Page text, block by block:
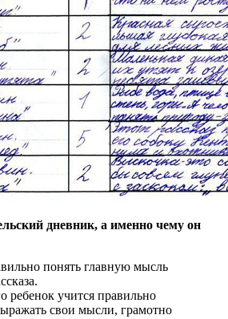
дневник, а именно чему он
понять главную мысль
учится правильно
свои мысли, грамотно